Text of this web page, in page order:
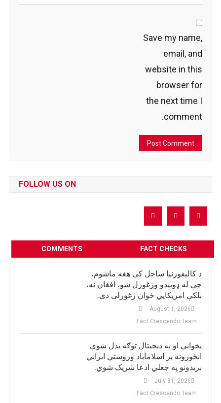
Save my name,
email, and
website in this
browser for
the next time I
comment.
FOLLOW US ON
FACT CHECKS
COMMENTS
د کالیفورنیا ساحل کې هغه ماشوم،
چې له ډوبیدو وژغورل شو، افغان نه،
بلکې امریکایي ځوان ژغورلی دی.
August 1, 2026
Fact Crescendo Team
پخواني او په دیجیتال توګه بدل شوي
انځورونه پر اسلامآباد وروستي ایراني
بريدونو په جعلي ادعا شریک شوي.
July 31, 2026
Fact Crescendo Team